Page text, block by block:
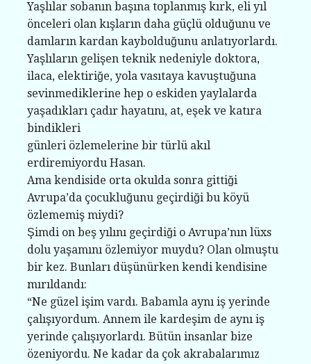
Yaşlılar sobanın başına toplanmış kırk, eli yıl
önceleri olan kışların daha güçlü olduğunu ve
damların kardan kaybolduğunu anlatıyorlardı.
Yaşlıların gelişen teknik nedeniyle doktora,
ilaca, elektiriğe, yola vasıtaya kavuştuğuna
sevinmediklerine hep o eskiden yaylalarda
yaşadıkları çadır hayatını, at, eşek ve katıra
bindikleri
günleri özlemelerine bir türlü akıl
erdiremiyordu Hasan.
Ama kendiside orta okulda sonra gittiği
Avrupa’da çocukluğunu geçirdiği bu köyü
özlememiş miydi?
Şimdi on beş yılını geçirdiği o Avrupa’nın lüxs
dolu yaşamını özlemiyor muydu? Olan olmuştu
bir kez. Bunları düşünürken kendi kendisine
mırıldandı:
“Ne güzel işim vardı. Babamla aynı iş yerinde
çalışıyordum. Annem ile kardeşim de aynı iş
yerinde çalışıyorlardı. Bütün insanlar bize
özeniyordu. Ne kadar da çok akrabalarımız